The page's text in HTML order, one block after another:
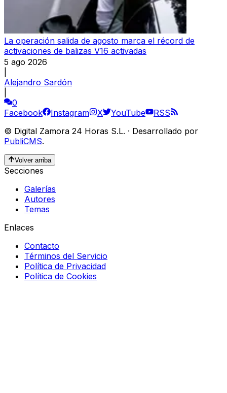
La operación salida de agosto marca el récord de
activaciones de balizas V16 activadas
5 ago 2026
Alejandro Sardón
0
Facebook
Instagram X YouTube
RSS
© Digital Zamora 24 Horas S.L. · Desarrollado por
PubliCMS.
Volver arriba
Secciones
Galerías
Autores
Temas
Enlaces
Contacto
Términos del Servicio
Política de Privacidad
Política de Cookies